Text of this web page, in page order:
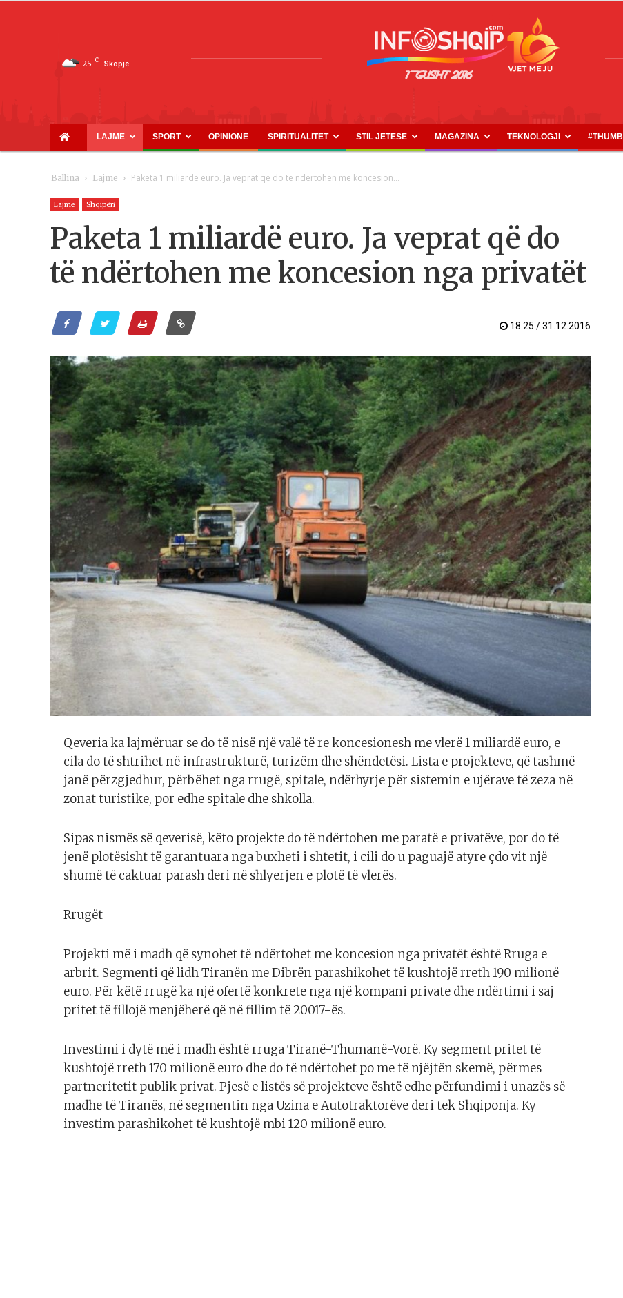
25 C Skopje
INFOSHQIP.COM
LAJME SPORT OPINIONE SPIRITUALITET STIL JETESE MAGAZINA TEKNOLOGJI #THUMB
Ballina Lajme Paketa 1 miliardë euro. Ja veprat që do të ndërtohen me koncesion...
Lajme Shqipëri
Paketa 1 miliardë euro. Ja veprat që do
të ndërtohen me koncesion nga privatët
18:25 / 31.12.2016
Qeveria ka lajmëruar se do të nisë një valë të re koncesionesh me vlerë 1 miliardë euro, e
cila do të shtrihet në infrastrukturë, turizëm dhe shëndetësi. Lista e projekteve, që tashmë
janë përzgjedhur, përbëhet nga rrugë, spitale, ndërhyrje për sistemin e ujërave të zeza në
zonat turistike, por edhe spitale dhe shkolla.
Sipas nismës së qeverisë, këto projekte do të ndërtohen me paratë e privatëve, por do të
jenë plotësisht të garantuara nga buxheti i shtetit, i cili do u paguajë atyre çdo vit një
shumë të caktuar parash deri në shlyerjen e plotë të vlerës.
Rrugët
Projekti më i madh që synohet të ndërtohet me koncesion nga privatët është Rruga e
arbrit. Segmenti që lidh Tiranën me Dibrën parashikohet të kushtojë rreth 190 milionë
euro. Për këtë rrugë ka një ofertë konkrete nga një kompani private dhe ndërtimi i saj
pritet të fillojë menjëherë që në fillim të 20017-ës.
Investimi i dytë më i madh është rruga Tiranë-Thumanë-Vorë. Ky segment pritet të
kushtojë rreth 170 milionë euro dhe do të ndërtohet po me të njëjtën skemë, përmes
partneritetit publik privat. Pjesë e listës së projekteve është edhe përfundimi i unazës së
madhe të Tiranës, në segmentin nga Uzina e Autotraktorëve deri tek Shqiponja. Ky
investim parashikohet të kushtojë mbi 120 milionë euro.